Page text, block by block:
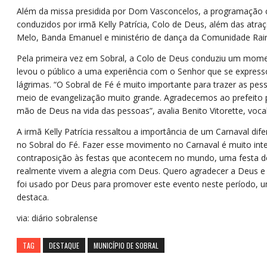
Além da missa presidida por Dom Vasconcelos, a
conduzidos por irmã Kelly Patrícia, Colo de Deus, além das
Melo, Banda Emanuel e ministério de dança da Comunidade
Pela primeira vez em Sobral, a Colo de Deus conduziu um
levou o público a uma experiência com o Senhor que se
lágrimas. “O Sobral de Fé é muito importante para trazer as
meio de evangelização muito grande. Agradecemos ao prefeito
mão de Deus na vida das pessoas”, avalia Benito Vitorette,
A irmã Kelly Patrícia ressaltou a importância de um Carnaval
no Sobral do Fé. Fazer esse movimento no Carnaval é muito
contraposição às festas que acontecem no mundo, uma festa
realmente vivem a alegria com Deus. Quero agradecer a Deus
foi usado por Deus para promover este evento neste período,
destaca.
via: diário sobralense
TAG DESTAQUE MUNICÍPIO DE SOBRAL